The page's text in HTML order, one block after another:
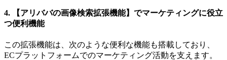
4. 【アリババの画像検索拡張機能】でマーケティングに役立
つ便利機能
この拡張機能は、次のような便利な機能も搭載しており、
ECプラットフォームでのマーケティング活動を支えます。